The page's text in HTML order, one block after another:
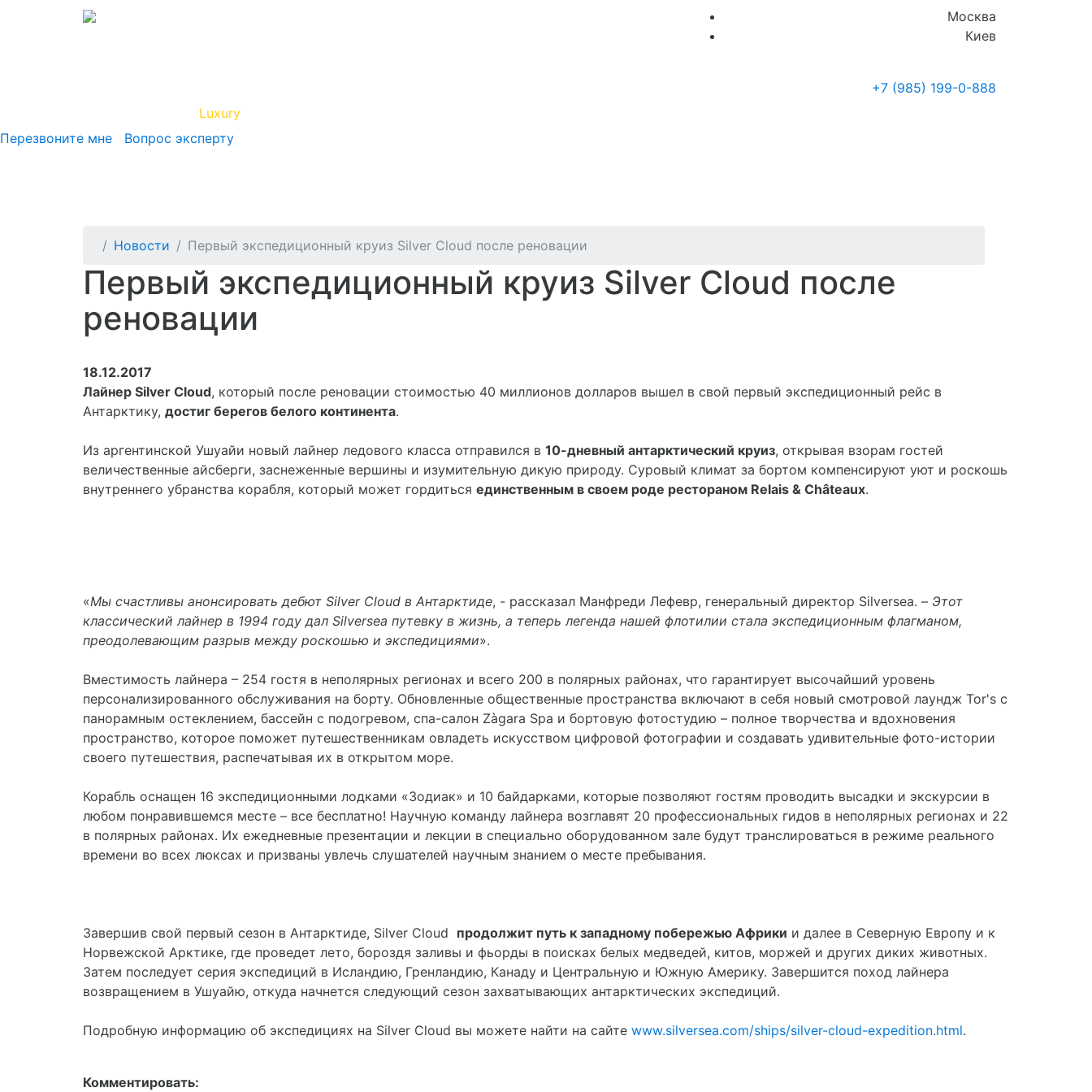
Москва
Киев
+7 (985) 199-0-888
Luxury
Перезвоните мне
Вопрос эксперту
Новости Первый экспедиционный круиз Silver Cloud после реновации
Первый экспедиционный круиз Silver Cloud после
реновации
18.12.2017
Лайнер Silver Cloud, который после реновации стоимостью 40 миллионов долларов вышел в свой первый экспедиционный рейс в
Антарктику, достиг берегов белого континента.
Из аргентинской Ушуайи новый лайнер ледового класса отправился в 10-дневный антарктический круиз, открывая взорам гостей
величественные айсберги, заснеженные вершины и изумительную дикую природу. Суровый климат за бортом компенсируют уют и роскошь
внутреннего убранства корабля, который может гордиться единственным в своем роде рестораном Relais & Châteaux.
«Мы счастливы анонсировать дебют Silver Cloud в Антарктиде, - рассказал Манфреди Лефевр, генеральный директор Silversea. – Этот
классический лайнер в 1994 году дал Silversea путевку в жизнь, а теперь легенда нашей флотилии стала экспедиционным флагманом,
преодолевающим разрыв между роскошью и экспедициями».
Вместимость лайнера – 254 гостя в неполярных регионах и всего 200 в полярных районах, что гарантирует высочайший уровень
персонализированного обслуживания на борту. Обновленные общественные пространства включают в себя новый смотровой лаундж Tor's с
панорамным остеклением, бассейн с подогревом, спа-салон Zàgara Spa и бортовую фотостудию – полное творчества и вдохновения
пространство, которое поможет путешественникам овладеть искусством цифровой фотографии и создавать удивительные фото-истории
своего путешествия, распечатывая их в открытом море.
Корабль оснащен 16 экспедиционными лодками «Зодиак» и 10 байдарками, которые позволяют гостям проводить высадки и экскурсии в
любом понравившемся месте – все бесплатно! Научную команду лайнера возглавят 20 профессиональных гидов в неполярных регионах и 22
в полярных районах. Их ежедневные презентации и лекции в специально оборудованном зале будут транслироваться в режиме реального
времени во всех люксах и призваны увлечь слушателей научным знанием о месте пребывания.
Завершив свой первый сезон в Антарктиде, Silver Cloud продолжит путь к западному побережью Африки и далее в Северную Европу и к
Норвежской Арктике, где проведет лето, бороздя заливы и фьорды в поисках белых медведей, китов, моржей и других диких животных.
Затем последует серия экспедиций в Исландию, Гренландию, Канаду и Центральную и Южную Америку. Завершится поход лайнера
возвращением в Ушуайю, откуда начнется следующий сезон захватывающих антарктических экспедиций.
Подробную информацию об экспедициях на Silver Cloud вы можете найти на сайте www.silversea.com/ships/silver-cloud-expedition.html.
Комментировать: